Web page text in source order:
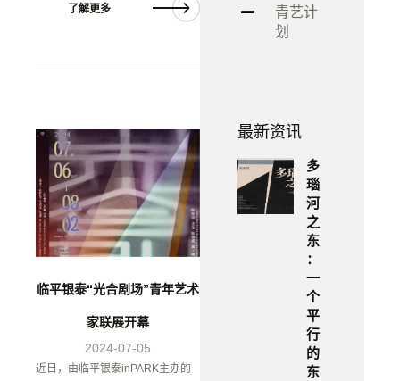
了解更多
临平银泰“光合剧场”青年艺术
家联展开幕
2024-07-05
近日，由临平银泰inPARK主办的
青艺计
划
最新资讯
多
瑙
河
之
东
：
一
个
平
行
的
东